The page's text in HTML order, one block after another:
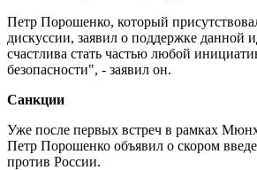
Петр Порошенко, который
дискуссии, заявил о поддержке данной
счастлива стать частью любой
безопасности", - заявил он.
Санкции
Уже после первых встреч в рамках
Петр Порошенко объявил о скором
против России.